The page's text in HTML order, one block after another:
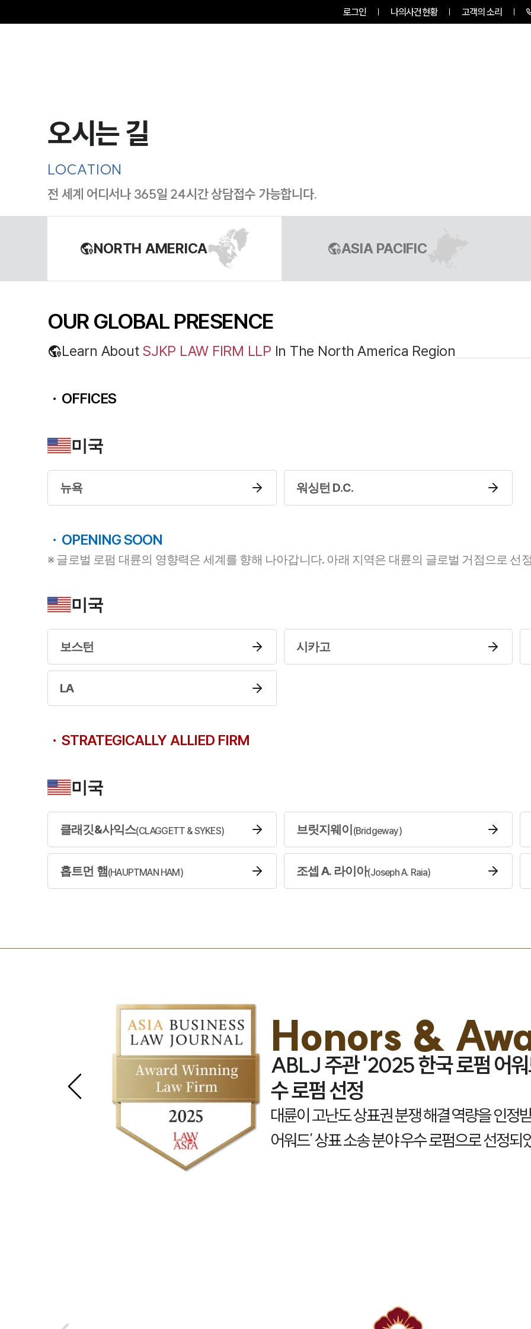
로그인 나의사건현황 고객의 소리
오시는 길
LOCATION
전 세계 어디서나 365일 24시간 상담접수 가능합니다.
NORTH AMERICA ASIA PACIFIC
OUR GLOBAL PRESENCE
Learn About SJKP LAW FIRM LLP In The North America Region
OFFICES
미국
뉴욕 워싱턴 D.C.
OPENING SOON
※ 글로벌 로펌 대륜의 영향력은 세계를 향해 나아갑니다. 아래 지역은 대륜의 글로벌 거점으로 선
미국
보스턴 시카고
LA
STRATEGICALLY ALLIED FIRM
미국
클래깃&사익스(CLAGGETT & SYKES) 브릿지웨이(Bridgeway)
홉트먼 햄(HAUPTMAN HAM) 조셉 A. 라이아(Joseph A. Raia)
Honors &
ABLJ 주관 '2025 한국 로펌 어워
수 로펌 선정
대륜이 고난도 상표권 분쟁 해결 역량을 인정
어워드’ 상표 소송 분야 우수 로펌으로 선정되